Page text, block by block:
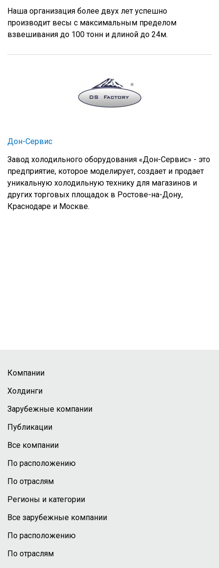
Наша организация более двух лет успешно
производит весы с максимальным пределом
взвешивания до 100 тонн и длиной до 24м.
Дон-Сервис
Завод холодильного оборудования «Дон-Сервис» - это
предприятие, которое моделирует, создает и продает
уникальную холодильную технику для магазинов и
других торговых площадок в Ростове-на-Дону,
Краснодаре и Москве.
Компании
Холдинги
Зарубежные компании
Публикации
Все компании
По расположению
По отраслям
Регионы и категории
Все зарубежные компании
По расположению
По отраслям